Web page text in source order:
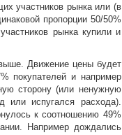
участников рынка или (в
пропорции 50/50%
рынка купили и
Движение цены будет
покупателей и например
сторону (или ненужную
испугался расхода).
к соотношению 49%
Например дождались